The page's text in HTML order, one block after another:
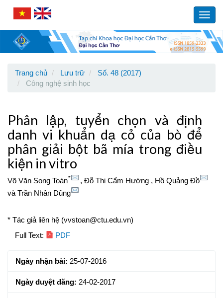
Navigation
Content
Sidebar
Trang chủ Lưu trữ
Số. 48 (2017)
Công nghệ sinh học
Phân lập, tuyển chọn và định
danh vi khuẩn dạ cỏ của bò để
phân giải bột bã mía trong điều
kiện in vitro
Võ Văn Song Toàn* , Đỗ Thị Cẩm Hường , Hồ Quảng Đồ
và Trần Nhân Dũng
* Tác giả liên hệ (vvstoan@ctu.edu.vn)
Article
Full Text: PDF
Ngày nhận bài: 25-07-2016
Ngày duyệt đăng: 24-02-2017